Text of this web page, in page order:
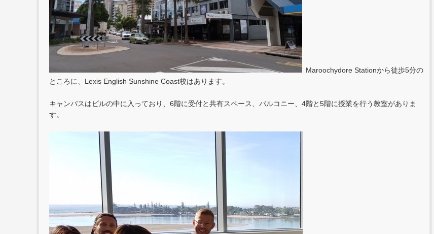
Maroochydore Stationから徒歩5分の
ところに、Lexis English Sunshine Coast校はあります。
キャンパスはビルの中に入っており、6階に受付と共有スペース、バルコニー、4階と5階に授業を行う教室がありま
す。